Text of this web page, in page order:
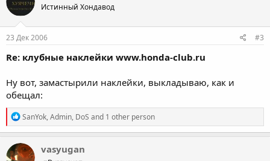
Истинный Хондавод
23 Дек 2006 #3
Re: клубные наклейки www.honda-club.ru
Ну вот, замастырили наклейки, выкладываю, как и
обещал:
R
e
a
c
t
SanYok,Admin, DoS and 1 other person
vasyugan